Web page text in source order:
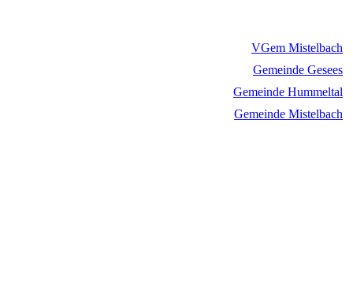
VGem Mistelbach
Gemeinde Gesees
Gemeinde Hummeltal
Gemeinde Mistelbach